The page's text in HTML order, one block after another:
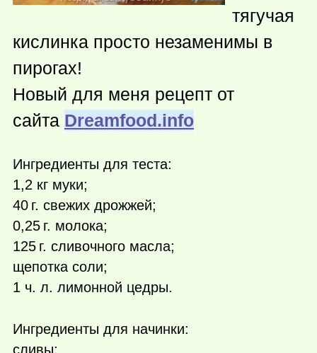
тягучая
кислинка просто незаменимы в
пирогах!
Новый для меня рецепт от
сайта Dreamfood.info
Ингредиенты для теста:
1,2 кг муки;
40 г. свежих дрожжей;
0,25 г. молока;
125 г. сливочного масла;
щепотка соли;
1 ч. л. лимонной цедры.
Ингредиенты для начинки:
сливы;